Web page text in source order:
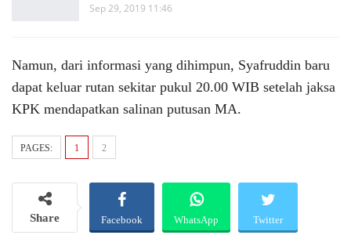
Sep 29, 2019 11:46
Namun, dari informasi yang dihimpun, Syafruddin baru
dapat keluar rutan sekitar pukul 20.00 WIB setelah jaksa
KPK mendapatkan salinan putusan MA.
PAGES: 1 2
Share Facebook WhatsApp Twitter